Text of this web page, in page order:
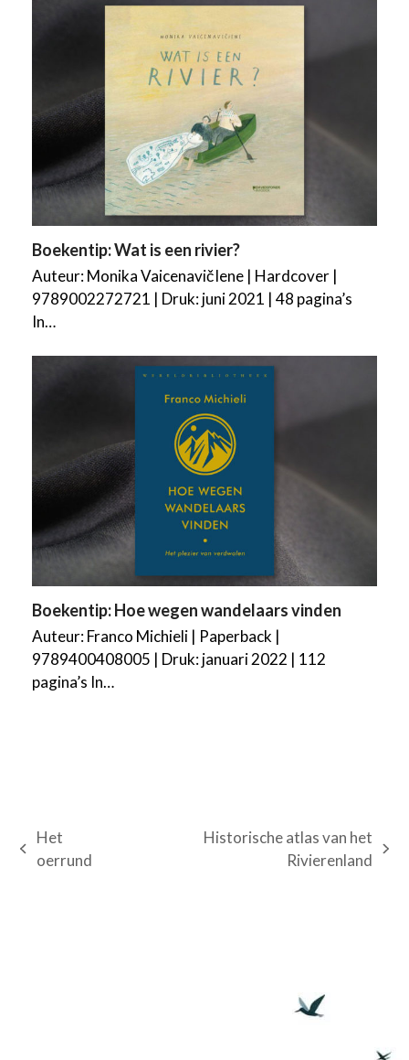
Boekentip: Wat is een rivier?
Auteur: Monika VaicenavičIene | Hardcover |
9789002272721 | Druk: juni 2021 | 48 pagina’s
In…
Boekentip: Hoe wegen wandelaars vinden
Auteur: Franco Michieli | Paperback |
9789400408005 | Druk: januari 2022 | 112
pagina’s In…
previous
Het
oerrund
Historische atlas van het
Rivierenland